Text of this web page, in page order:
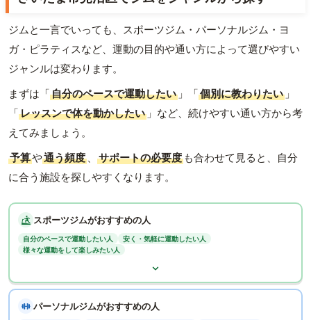
ジムと一言でいっても、スポーツジム・パーソナルジム・ヨ
ガ・ピラティスなど、運動の目的や通い方によって選びやすい
ジャンルは変わります。
まずは「自分のペースで運動したい 」「個別に教わりたい 」
「レッスンで体を動かしたい 」など、続けやすい通い方から考
えてみましょう。
予算や通う頻度 、 サポートの必要度 も合わせて見ると、自分
に合う施設を探しやすくなります。
スポーツジムがおすすめの人
自分のペースで運動したい人
安く・気軽に運動したい人
様々な運動をして楽しみたい人
パーソナルジムがおすすめの人